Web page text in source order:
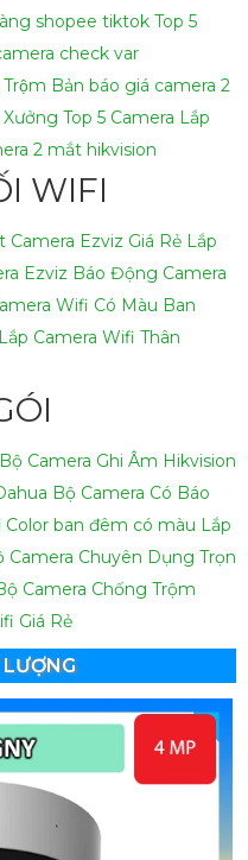
shopee tiktok Top 5
check var
Bản báo giá camera 2
Xưởng Top 5 Camera Lắp
2 mắt hikvision
WIFI
Camera Ezviz Giá Rẻ Lắp
Ezviz Báo Động Camera
Wifi Có Màu Ban
Lắp Camera Wifi Thân
Bộ Camera Ghi Âm Hikvision
Bộ Camera Có Báo
Color ban đêm có màu Lắp
Camera Chuyên Dụng Trọn
Camera Chống Trộm
Giá Rẻ